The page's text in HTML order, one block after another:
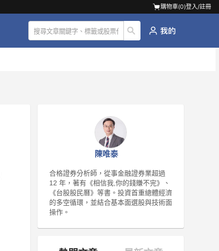
購物車(0)登入/註冊
陳唯泰
合格證券分析師，從事金融證券業超過
12 年，著有《相信我,你的錢賺不完》、
《台股股民曆》等書。投資首重總體經濟
的多空循環，並結合基本面選股與技術面
操作。